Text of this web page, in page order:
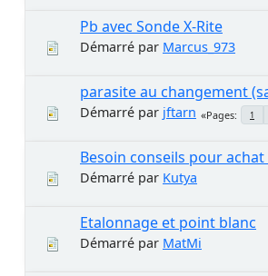
Pb avec Sonde X-Rite
Démarré par Marcus_973
parasite au changement
Démarré par jftarn Pages 1
Besoin conseils pour
Démarré par Kutya
Etalonnage et point blanc
Démarré par MatMi